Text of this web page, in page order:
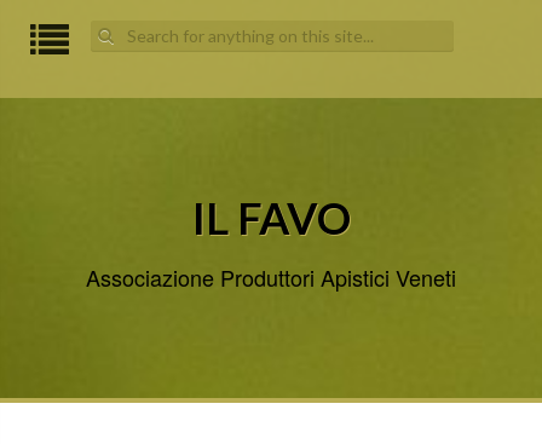
Search
for:
IL FAVO
Associazione Produttori Apistici Veneti